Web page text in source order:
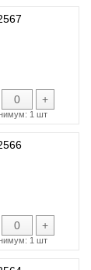
+
1 шт
+
1 шт